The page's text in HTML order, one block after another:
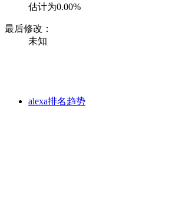
估计为0.00%
最后修改：
未知
alexa排名趋势